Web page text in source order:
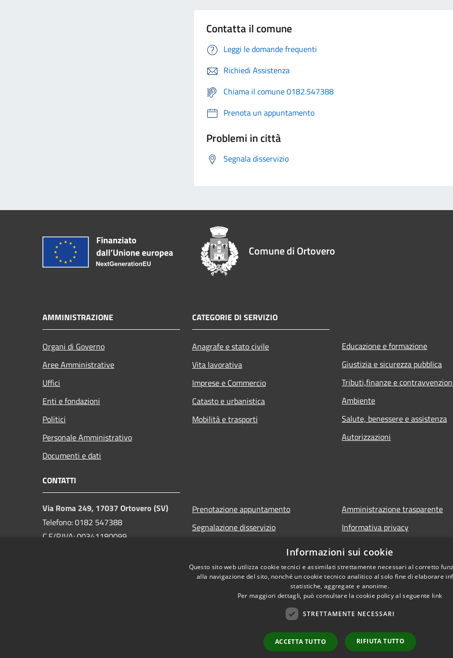
Contatta il comune
Leggi le domande frequenti
Richiedi Assistenza
Chiama il comune 0182.547388
Prenota un appuntamento
Problemi in città
Segnala disservizio
Comune di Ortovero
AMMINISTRAZIONE
Organi di Governo
Aree Amministrative
Uffici
Enti e fondazioni
Politici
Personale Amministrativo
Documenti e dati
CATEGORIE DI SERVIZIO
Anagrafe e stato civile
Vita lavorativa
Imprese e Commercio
Catasto e urbanistica
Mobilità e trasporti
Educazione e formazione
Giustizia e sicurezza pubblica
Tributi,finanze e
Ambiente
Salute, benessere e assistenza
Autorizzazioni
CONTATTI
Via Roma 249, 17037 Ortovero (SV)
Telefono: 0182 547388
C.F/P.IVA: 00341180099
Prenotazione appuntamento
Segnalazione disservizio
Richiesta di assistenza
Amministrazione trasparente
Informativa privacy
Dichiarazione di accessibilità
Informazioni sui cookie
Questo sito web utilizza cookie tecnici e assimilati strettamente necessari al corretto
alla navigazione del sito, nonché un cookie tecnico analitico al solo fine di elaborare
statistiche, aggregate e anonime.
Per maggiori dettagli, può consultare la cookie policy al seguente link
STRETTAMENTE NECESSARI
ACCETTA TUTTO RIFIUTA TUTTO